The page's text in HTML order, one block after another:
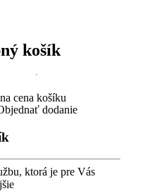
košík
Aktuálna cena košíku
cena košíku
dodanie
ktorá je pre Vás